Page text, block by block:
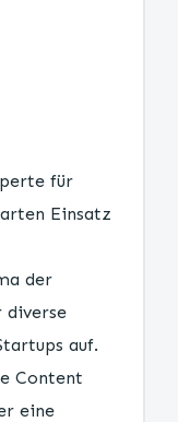
für
Einsatz
der
diverse
auf.
Content
eine